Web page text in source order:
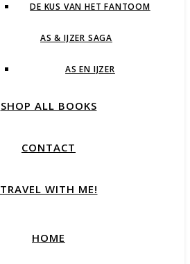
DE KUS VAN HET FANTOOM
AS & IJZER SAGA
AS EN IJZER
SHOP ALL BOOKS
CONTACT
TRAVEL WITH ME!
HOME